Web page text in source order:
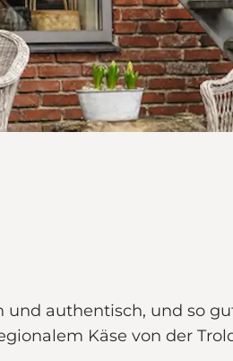
und authentisch, und so
Käse von der